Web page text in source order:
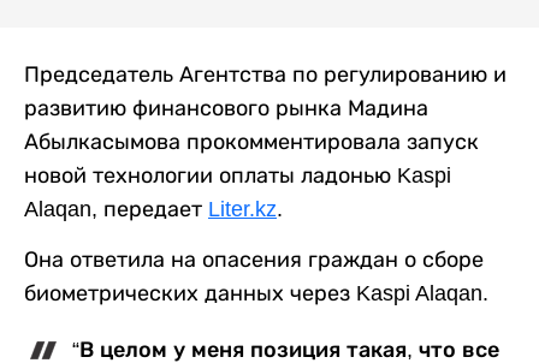
Председатель Агентства по регулированию и
развитию финансового рынка Мадина
Абылкасымова прокомментировала запуск
новой технологии оплаты ладонью Kaspi
Alaqan, передает Liter.kz.
Она ответила на опасения граждан о сборе
биометрических данных через Kaspi Alaqan.
“В целом у меня позиция такая, что все